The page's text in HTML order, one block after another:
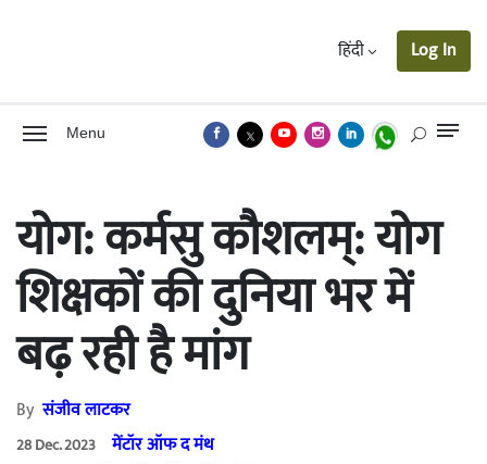
हिंदी Log In
Menu
योग: कर्मसु कौशलम्: योग
शिक्षकों की दुनिया भर में
बढ़ रही है मांग
Byसंजीव लाटकर
28 Dec. 2023 मेंटॉर ऑफ द मंथ